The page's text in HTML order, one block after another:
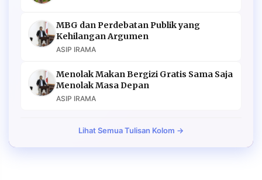
MBG dan Perdebatan Publik yang
Kehilangan Argumen
ASIP IRAMA
Menolak Makan Bergizi Gratis Sama Saja
Menolak Masa Depan
ASIP IRAMA
Lihat Semua Tulisan Kolom →